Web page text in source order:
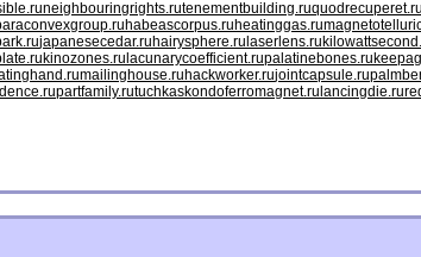
neighbouringrights.rutenementbuilding.ruquodrecuperet.ru
habeascorpus.ruheatinggas.ru
japanesecedar.ruhairysphere.ru laserlens.ru
kinozones.ru lacunarycoefficient.rupalatinebones.ru
mailinghouse.ruhackworker.rujointcapsule.ru
partfamily.rutuchkaskondoferromagnet.ru lancingdie.ru